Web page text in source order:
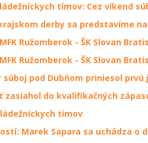
tímov: Cez víkend
derby sa predstavíme
Ružomberok - ŠK Slovan
Ružomberok - ŠK Slovan
pod Dubňom priniesol prvú
zasiahol do kvalifikačných
tímov
Marek Sapara sa uchádza o